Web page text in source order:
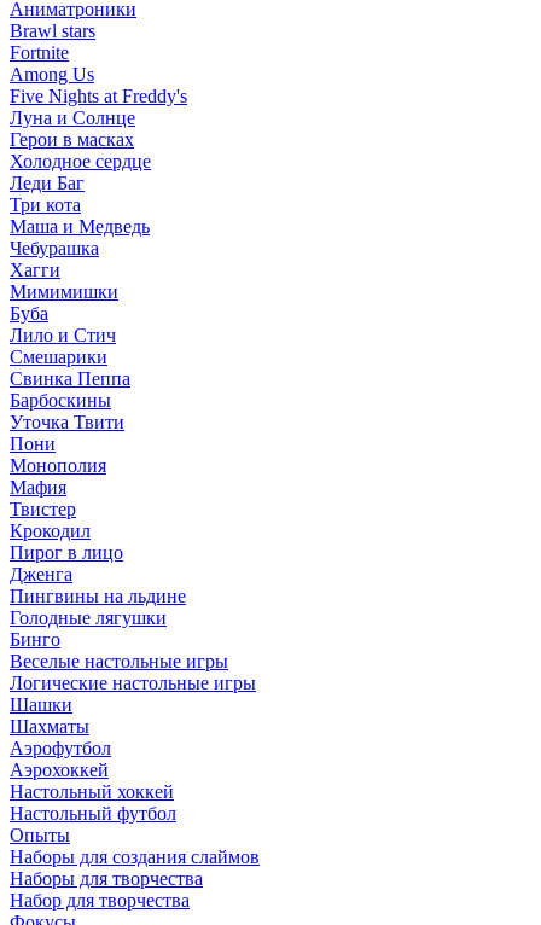
Аниматроники
Brawl stars
Fortnite
Among Us
Five Nights at Freddy's
Луна и Солнце
Герои в масках
Холодное сердце
Леди Баг
Три кота
Маша и Медведь
Чебурашка
Хагги
Мимимишки
Буба
Лило и Стич
Смешарики
Свинка Пеппа
Барбоскины
Уточка Твити
Пони
Монополия
Мафия
Твистер
Крокодил
Пирог в лицо
Дженга
Пингвины на льдине
Голодные лягушки
Бинго
Веселые настольные игры
Логические настольные игры
Шашки
Шахматы
Аэрофутбол
Аэрохоккей
Настольный хоккей
Настольный футбол
Опыты
Наборы для создания слаймов
Наборы для творчества
Набор для творчества